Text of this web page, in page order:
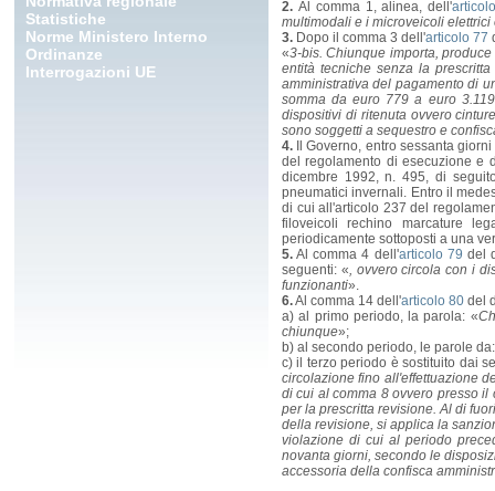
Statistiche
Norme Ministero Interno
Ordinanze
Interrogazioni UE
2. Al comma 1, alinea, dell'
multimodali e i microveicoli
3. Dopo il comma 3 dell'articolo 77
«3-bis. Chiunque importa,
entità tecniche senza la
amministrativa del pagamento di
somma da euro 779 a euro
dispositivi di ritenuta ovvero
sono soggetti a sequestro e
4. Il Governo, entro sessanta
del regolamento di esecuzione e
dicembre 1992, n. 495, di
pneumatici invernali. Entro il
di cui all'articolo 237 del
filoveicoli rechino marcature
periodicamente sottoposti a una
5. Al comma 4 dell'articolo 79 del
seguenti: «, ovvero circola con i
funzionanti».
6.Al comma 14 dell'articolo 80 del
a) al primo periodo, la parola: «
chiunque»;
b) al secondo periodo, le parole
c) il terzo periodo è sostituito dai
circolazione fino all'effettuazione
di cui al comma 8 ovvero presso il
per la prescritta revisione. Al di
della revisione, si applica la
violazione di cui al periodo
novanta giorni, secondo le
accessoria della confisca